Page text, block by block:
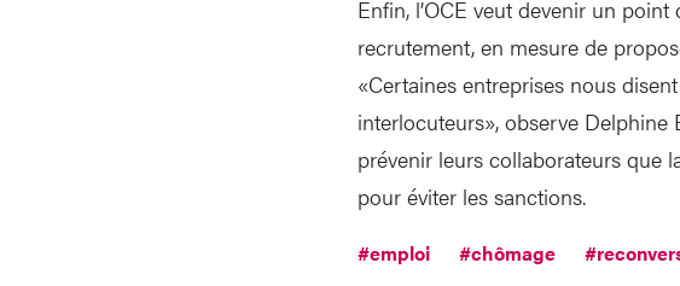
Enfin, l’OCE veut devenir un
recrutement, en mesure de
«Certaines entreprises nous
interlocuteurs», observe
prévenir leurs collaborateurs que
pour éviter les sanctions.
#emploi #chômage